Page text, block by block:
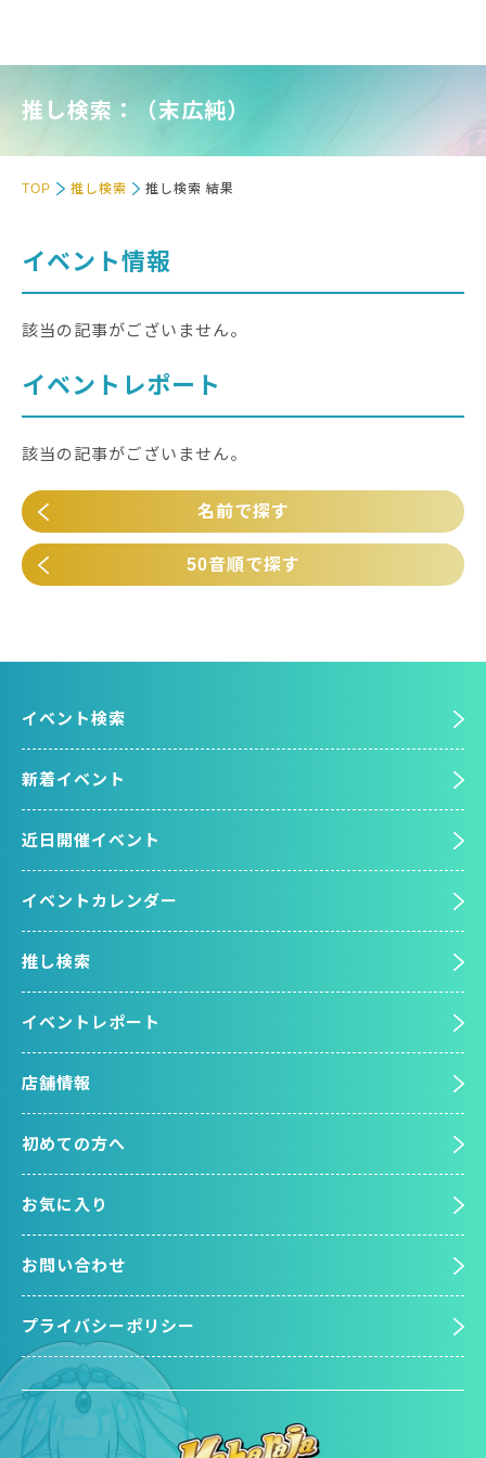
推し検索：（末広純）
TOP 推し検索 推し検索 結果
イベント情報
該当の記事がございません。
イベントレポート
該当の記事がございません。
名前で探す
50音順で探す
イベント検索
新着イベント
近日開催イベント
イベントカレンダー
推し検索
イベントレポート
店舗情報
初めての方へ
お気に入り
お問い合わせ
プライバシーポリシー